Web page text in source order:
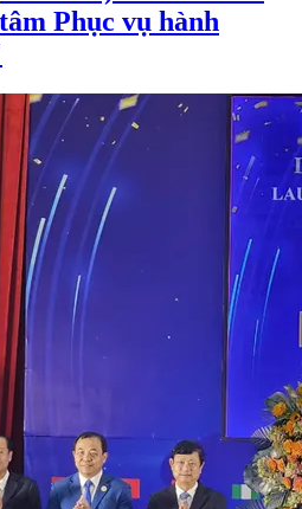
Phục vụ hành